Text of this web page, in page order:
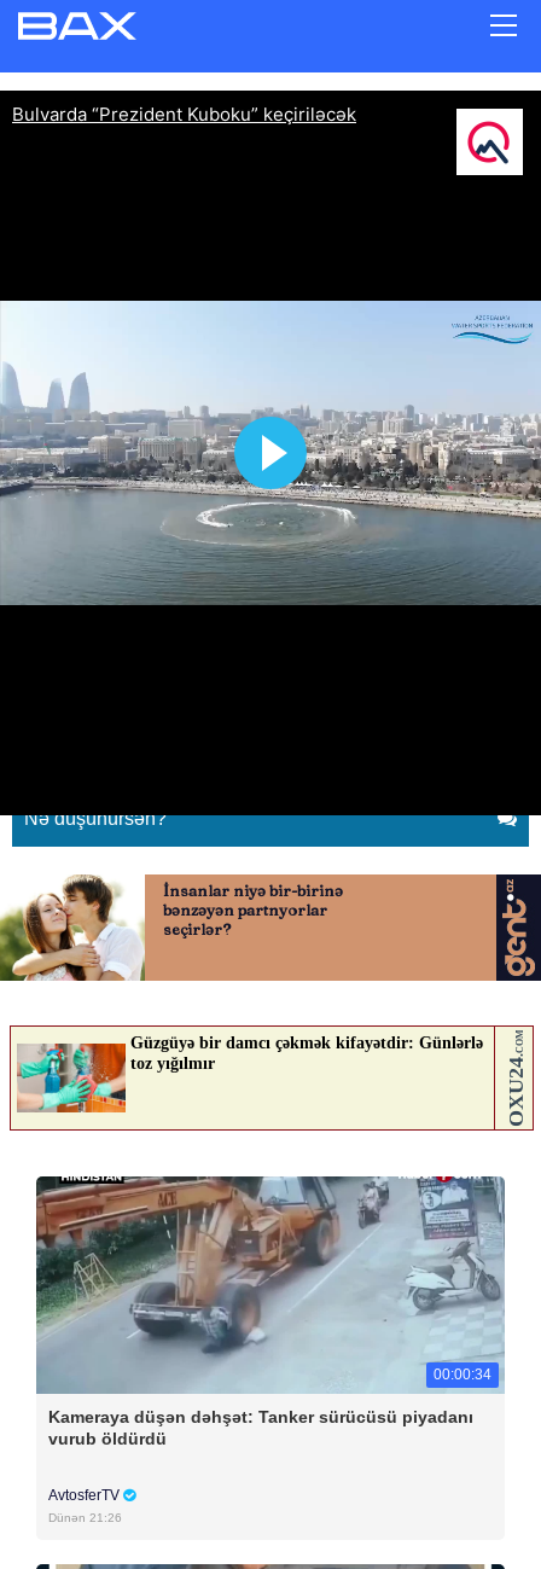
Bulvarda “Prezident Kuboku”
Nə düşünürsən?
00:00:34
Kameraya düşən dəhşət: Tanker sürücüsü piyadanı
vurub öldürdü
AvtosferTV
Dünən 21:26